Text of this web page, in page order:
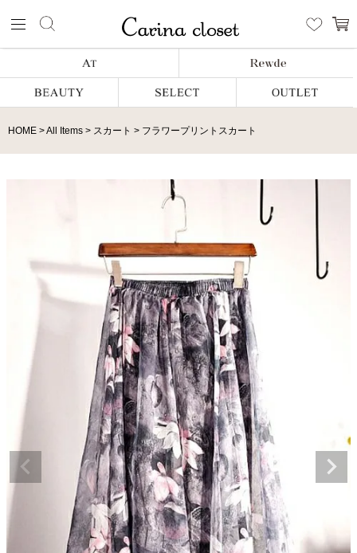
HOME All Items スカート フラワープリントスカート